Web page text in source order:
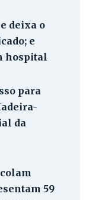
deixa o
e
hospital
para
da
59